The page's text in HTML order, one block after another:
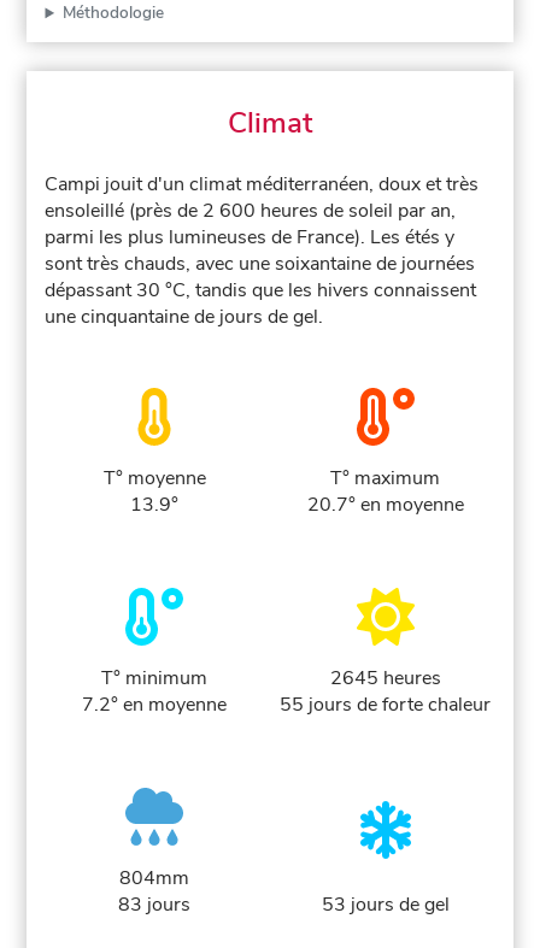
Méthodologie
Climat
Campi jouit d'un climat méditerranéen, doux et très
ensoleillé (près de 2 600 heures de soleil par an,
parmi les plus lumineuses de France). Les étés y
sont très chauds, avec une soixantaine de journées
dépassant 30 °C, tandis que les hivers connaissent
une cinquantaine de jours de gel.
T° moyenne
13.9°
T° maximum
20.7° en moyenne
T° minimum
7.2° en moyenne
2645 heures
55 jours de forte chaleur
804mm
83 jours
53 jours de gel